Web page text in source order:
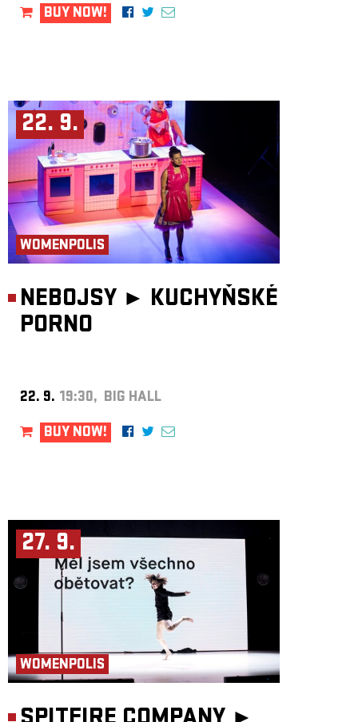
BUY NOW!
22. 9.
WOMENPOLIS
NEBOJSY ► KUCHYŇSKÉ
PORNO
22. 9. 19:30, BIG HALL
BUY NOW!
27. 9.
WOMENPOLIS